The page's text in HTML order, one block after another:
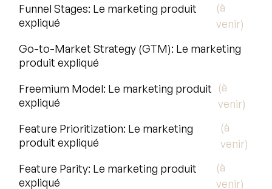
Funnel Stages: Le marketing produit
expliqué
(à
venir)
Go-to-Market Strategy (GTM): Le marketing
produit expliqué
Freemium Model: Le marketing produit
expliqué
(à
venir)
Feature Prioritization: Le marketing
produit expliqué
(à
venir)
Feature Parity: Le marketing produit
expliqué
(à
venir)